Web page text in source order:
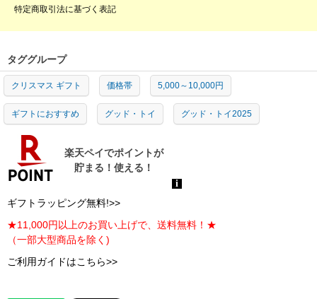
特定商取引法に基づく表記
タググループ
クリスマス ギフト 価格帯 5,000～10,000円
ギフトにおすすめ グッド・トイ グッド・トイ2025
ギフトラッピング無料!>>
★11,000円以上のお買い上げで、送料無料！★
（一部大型商品を除く)
ご利用ガイドはこちら>>